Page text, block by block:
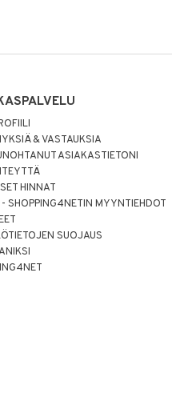
& VASTAUKSIA
ASIAKASTIETONI
HINNAT
- SHOPPING4NETIN MYYNTIEHDOT
SUOJAUS